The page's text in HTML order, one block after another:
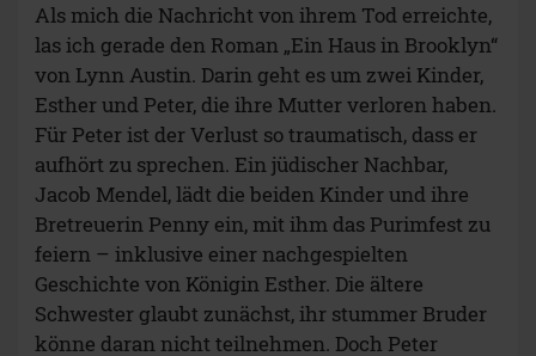
Als mich die Nachricht von ihrem Tod erreichte,
las ich gerade den Roman „Ein Haus in Brooklyn“
von Lynn Austin. Darin geht es um zwei Kinder,
Esther und Peter, die ihre Mutter verloren haben.
Für Peter ist der Verlust so traumatisch, dass er
aufhört zu sprechen. Ein jüdischer Nachbar,
Jacob Mendel, lädt die beiden Kinder und ihre
Bretreuerin Penny ein, mit ihm das Purimfest zu
feiern – inklusive einer nachgespielten
Geschichte von Königin Esther. Die ältere
Schwester glaubt zunächst, ihr stummer Bruder
könne daran nicht teilnehmen. Doch Peter